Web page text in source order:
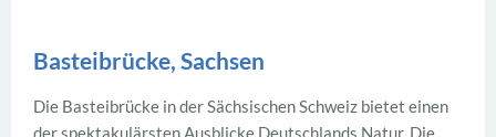
Basteibrücke, Sachsen
Die Basteibrücke in der Sächsischen Schweiz bietet einen